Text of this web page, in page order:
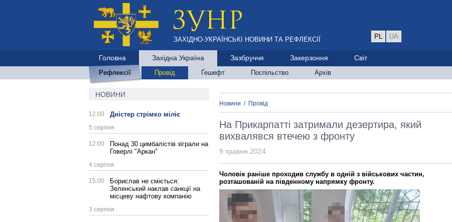
ЗАХІДНО-УКРАЇНСЬКІ НОВИНИ ТА РЕФЛЕКСІЇ PL UA
Головна Західна Україна Зазбруччя Закерзоння Світ
Рефлексії Провід Ґешефт Поспільство Архів
НОВИНИ
12:00 Дністер стрімко міліє
5 серпня
12:00
Понад 30 цимбалістів зіграли на
Говерлі "Аркан"
4 серпня
15:00
Борислав не сміється:
Зеленський наклав санкції на
місцеву нафтову компанію
3 серпня
Новини / Провід
На Прикарпатті затримали дезертира, який
вихвалявся втечею з фронту
9 травня 2024
Чоловік раніше проходив службу в одній з військових частин,
розташованій на південному напрямку фронту.